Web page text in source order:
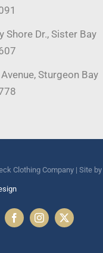
Shore Dr., Sister Bay
Sturgeon Bay
Clothing Company | Site by